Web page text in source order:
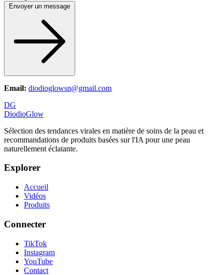
Envoyer un message
Email: diodioglowsn@gmail.com
DG
DiodioGlow
Sélection des tendances virales en matière de soins de la peau et
recommandations de produits basées sur l'IA pour une peau
naturellement éclatante.
Explorer
Accueil
Vidéos
Produits
Connecter
TikTok
Instagram
YouTube
Contact